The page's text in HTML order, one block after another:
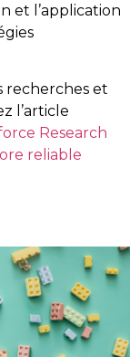
et l’application
recherches et
l’article
Research
reliable